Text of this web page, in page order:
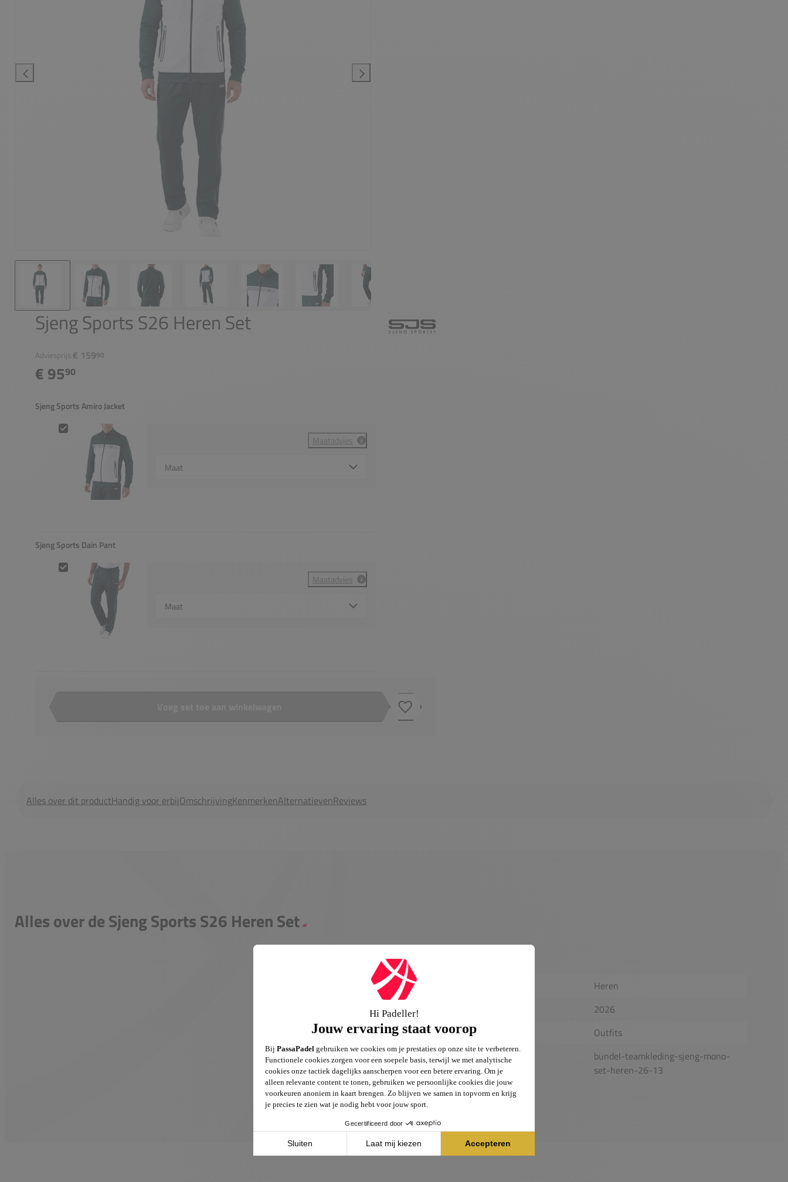
Sjeng Sports S26 Heren Set
Adviesprijs:€ 15990
€ 9590
Sjeng Sports Amiro Jacket
Maatadvies
Sjeng Sports Amiro Jacket
Sjeng Sports Dain Pant
Maatadvies
Sjeng Sports Dain Pant
Toevoegen aan verlanglijstje
Alles over dit productHandig voor erbijOmschrijvingKenmerkenAlternatievenReviews
Alles over de Sjeng Sports S26 Heren Set
Heren
2026
Kledingtype
Outfits
SKU
bundel-teamkleding-sjeng-mono-
set-heren-26-13